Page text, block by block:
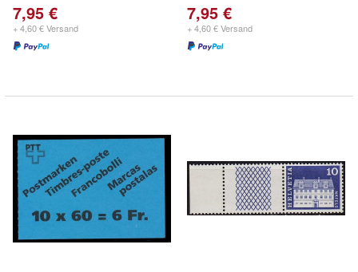
7,95 €
+ 4,60 € Versand
7,95 €
+ 4,60 € Versand